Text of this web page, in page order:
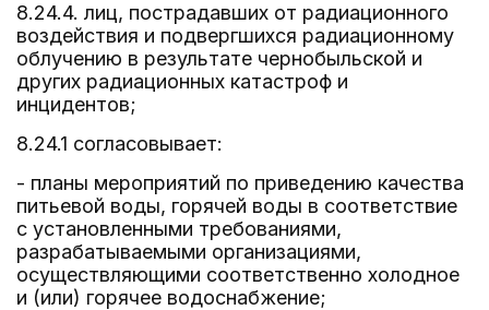
8.24.4. лиц, пострадавших от радиационного
воздействия и подвергшихся радиационному
облучению в результате чернобыльской и
других радиационных катастроф и
инцидентов;
8.24.1 согласовывает:
- планы мероприятий по приведению качества
питьевой воды, горячей воды в соответствие
с установленными требованиями,
разрабатываемыми организациями,
осуществляющими соответственно холодное
и (или) горячее водоснабжение;